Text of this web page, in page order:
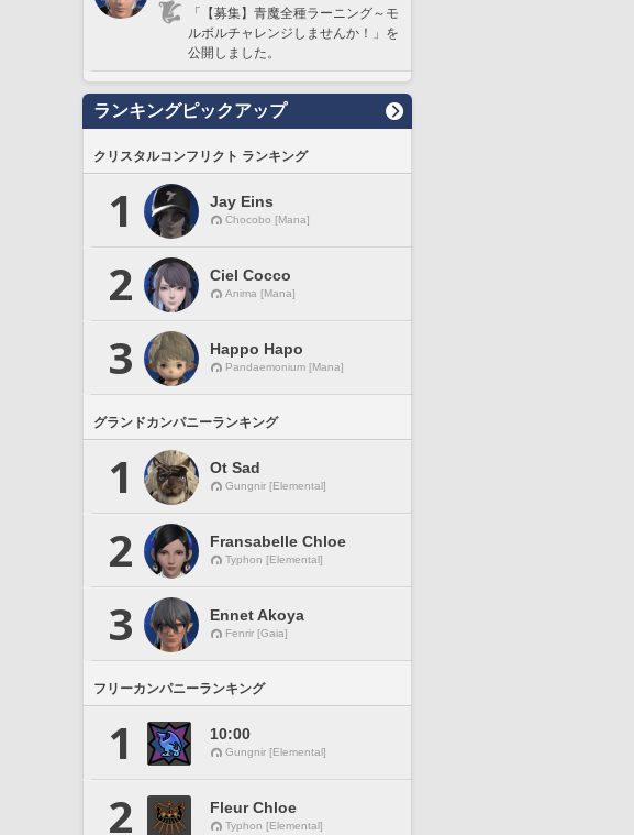
「【募集】青魔全種ラーニング～モ
ルボルチャレンジしませんか！」を
公開しました。
ランキングピックアップ
クリスタルコンフリクト ランキング
1 Jay Eins
Chocobo [Mana]
2 Ciel Cocco
Anima [Mana]
3 Happo Hapo
Pandaemonium [Mana]
グランドカンパニーランキング
1 Ot Sad
Gungnir [Elemental]
2 Fransabelle Chloe
Typhon [Elemental]
3 Ennet Akoya
Fenrir [Gaia]
フリーカンパニーランキング
1 10:00
Gungnir [Elemental]
2 Fleur Chloe
Typhon [Elemental]